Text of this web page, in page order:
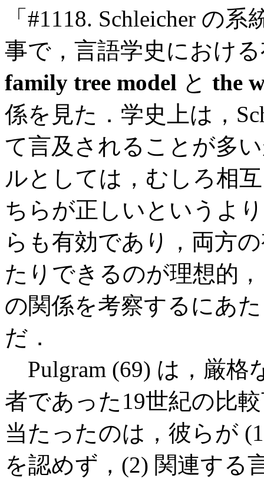
「#1118. Schleicher の系
事で，言語学史におけ
family tree model と the
係を見た．学史上は，
て言及されることが多
ルとしては，むしろ相
ちらが正しいというよ
らも有効であり，両方
たりできるのが理想的
の関係を考察するにあ
だ．
Pulgram (69) は，厳格
者であった19世紀の比
当たったのは，彼らが
を認めず，(2) 関連する